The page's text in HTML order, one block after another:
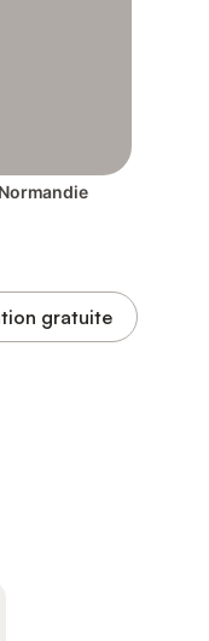
gratuite